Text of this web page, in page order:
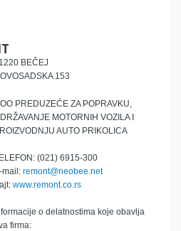
BEČEJ
153
PREDUZEĆE ZA POPRAVKU,
MOTORNIH VOZILA I
AUTO PRIKOLICA
(021) 6915-300
mail: remont@neobee.net
www.remont.co.rs
o delatnostima koje obavlja
firma: